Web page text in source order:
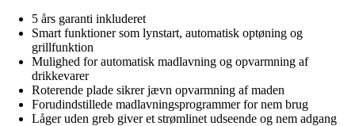
5 års garanti inkluderet
Smart funktioner som lynstart, automatisk optøning og
grillfunktion
Mulighed for automatisk madlavning og opvarmning af
drikkevarer
Roterende plade sikrer jævn opvarmning af maden
Forudindstillede madlavningsprogrammer for nem brug
Låger uden greb giver et strømlinet udseende og nem adgang